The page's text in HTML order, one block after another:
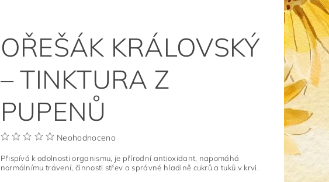
OŘEŠÁK KRÁLOVSKÝ
– TINKTURA Z
PUPENŮ
Neohodnoceno
Přispívá k odolnosti organismu, je přírodní antioxidant, napomáhá
normálnímu trávení, činnosti střev a správné hladině cukrů a tuků v krvi.